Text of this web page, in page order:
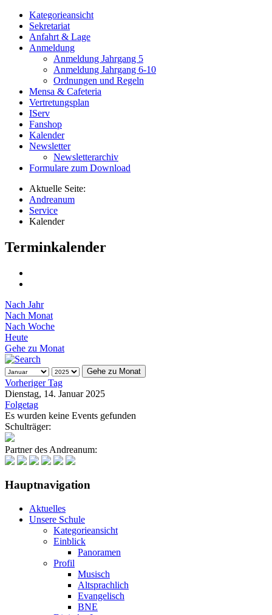
Kategorieansicht
Sekretariat
Anfahrt & Lage
Anmeldung
Anmeldung Jahrgang 5
Anmeldung Jahrgang 6-10
Ordnungen und Regeln
Mensa & Cafeteria
Vertretungsplan
IServ
Fanshop
Kalender
Newsletter
Newsletterarchiv
Formulare zum Download
Aktuelle Seite:
Andreanum
Service
Kalender
Terminkalender
Nach Jahr
Nach Monat
Nach Woche
Heute
Gehe zu Monat
Gehe zu Monat
Vorheriger Tag
Dienstag, 14. Januar 2025
Folgetag
Es wurden keine Events gefunden
Schulträger:
Partner des Andreanum:
Hauptnavigation
Aktuelles
Unsere Schule
Kategorieansicht
Einblick
Panoramen
Profil
Musisch
Altsprachlich
Evangelisch
BNE